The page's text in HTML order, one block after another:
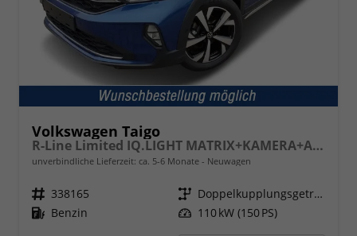
Volkswagen Taigo
R-Line Limited IQ.LIGHT MATRIX+KAMERA+ACC
unverbindliche Lieferzeit: ca. 5-6 Monate Neuwagen
Fahrzeugnr. 338165 Getriebe
Doppelkupplungsgetriebe (DSG)
Kraftstoff Benzin Leistung 110 kW (150 PS)